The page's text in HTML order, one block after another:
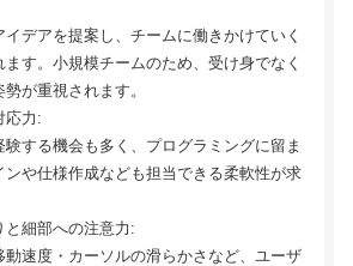
デアを提案し、チームに働きかけていく
す。小規模チームのため、受け身でなく
が重視されます。
応力:
する機会も多く、プログラミングに留ま
ンや仕様作成なども担当できる柔軟性が求
と細部への注意力:
動速度・カーソルの滑らかさなど、ユーザ